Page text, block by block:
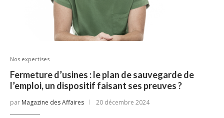
Nos expertises
Fermeture d’usines : le plan de sauvegarde de
l’emploi, un dispositif faisant ses preuves ?
par Magazine des Affaires 20 décembre 2024